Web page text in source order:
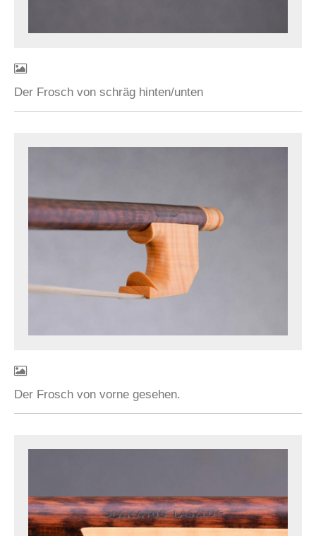
Der Frosch von schräg hinten/unten
Der Frosch von vorne gesehen.